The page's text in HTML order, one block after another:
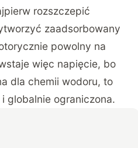
rozszczepić
zaadsorbowany
powolny na
więc napięcie, bo
dla chemii wodoru, to
globalnie ograniczona.